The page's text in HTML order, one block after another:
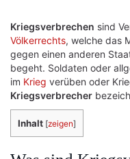
Kriegsverbrechen sind
Völkerrechts, welche das
gegen einen anderen
begeht. Soldaten oder
im Krieg verüben oder
Kriegsverbrecher
Inhalt [zeigen]